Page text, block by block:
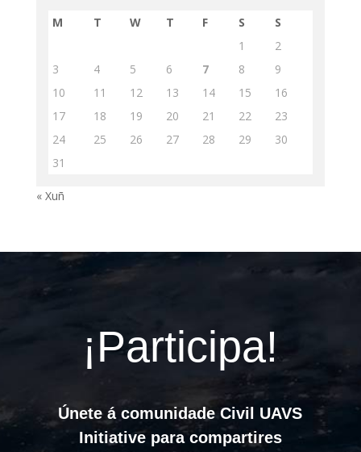
M T W T F S
S
1
2
3
4 5 6 7 8
9
10
11 12 13 14 15
16
17
18 19 20 21 22
23
24
25 26 27 28 29
30
31
« Xuñ
¡Participa!
Únete á comunidade Civil UAVS
Initiative para compartires